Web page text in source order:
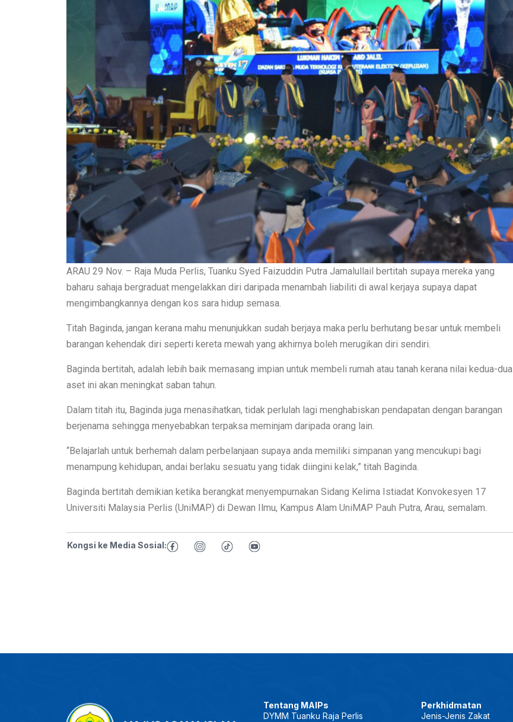
ARAU 29 Nov. – Raja Muda Perlis, Tuanku Syed Faizuddin Putra Jamalullail bertitah supaya mereka yang
baharu sahaja bergraduat mengelakkan diri daripada menambah liabiliti di awal kerjaya supaya dapat
mengimbangkannya dengan kos sara hidup semasa.
Titah Baginda, jangan kerana mahu menunjukkan sudah berjaya maka perlu berhutang besar untuk membeli
barangan kehendak diri seperti kereta mewah yang akhirnya boleh merugikan diri sendiri.
Baginda bertitah, adalah lebih baik memasang impian untuk membeli rumah atau tanah kerana nilai kedua-dua
aset ini akan meningkat saban tahun.
Dalam titah itu, Baginda juga menasihatkan, tidak perlulah lagi menghabiskan pendapatan dengan barangan
berjenama sehingga menyebabkan terpaksa meminjam daripada orang lain.
“Belajarlah untuk berhemah dalam perbelanjaan supaya anda memiliki simpanan yang mencukupi bagi
menampung kehidupan, andai berlaku sesuatu yang tidak diingini kelak,” titah Baginda.
Baginda bertitah demikian ketika berangkat menyempurnakan Sidang Kelima Istiadat Konvokesyen 17
Universiti Malaysia Perlis (UniMAP) di Dewan Ilmu, Kampus Alam UniMAP Pauh Putra, Arau, semalam.
Kongsi ke Media Sosial:
Tentang MAIPs
DYMM Tuanku Raja Perlis
Perkhidmatan
Jenis-Jenis Zakat